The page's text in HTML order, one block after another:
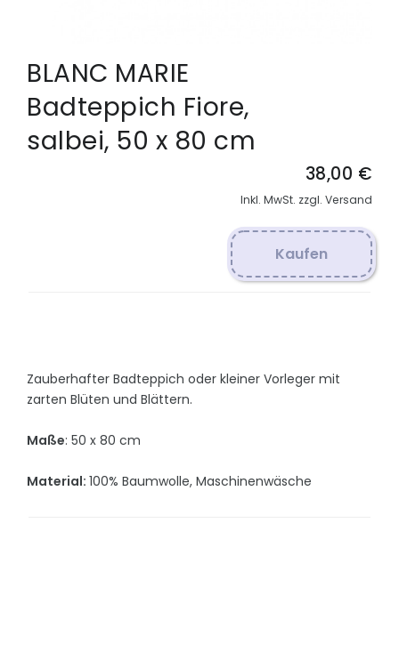
BLANC MARIE
Badteppich Fiore,
salbei, 50 x 80 cm
38,00 €
Inkl. MwSt. zzgl. Versand
Kaufen
Zauberhafter Badteppich oder kleiner Vorleger mit
zarten Blüten und Blättern.
Maße: 50 x 80 cm
Material: 100% Baumwolle, Maschinenwäsche